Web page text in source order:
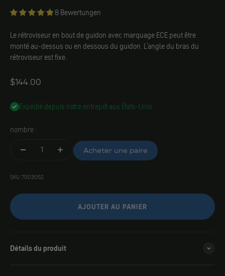
8 Bewertungen
Le rétroviseur en bout de guidon avec marquage ECE peut être
monté au-dessus ou en dessous du guidon. L'angle du bras du
rétroviseur est fixe.
Angebot
$144.00
Expédié depuis notre entrepôt aux États-Unis
nombre :
Acheter une paire
SKU: 7003052
AJOUTER AU PANIER
Détails du produit